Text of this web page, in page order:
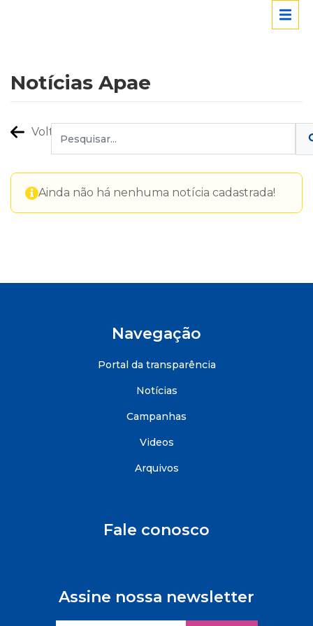
Notícias Apae
Voltar
Ainda não há nenhuma notícia cadastrada!
Navegação
Portal da transparência
Notícias
Campanhas
Videos
Arquivos
Fale conosco
Assine nossa newsletter